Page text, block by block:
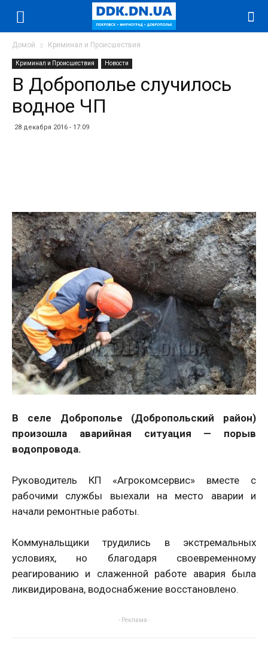
Домой Криминал и Происшествия
Криминал и Происшествия Новости
В Доброполье случилось
водное ЧП
28 декабря 2016 - 17:09
В селе Доброполье (Добропольский район)
произошла аварийная ситуация — порыв
водопровода.
Руководитель КП «Агрокомсервис» вместе с
рабочими службы выехали на место аварии и
начали ремонтные работы.
Коммунальщики трудились в экстремальных
условиях, но благодаря своевременному
реагированию и слаженной работе авария была
ликвидирована, водоснабжение восстановлено.
- Реклама -